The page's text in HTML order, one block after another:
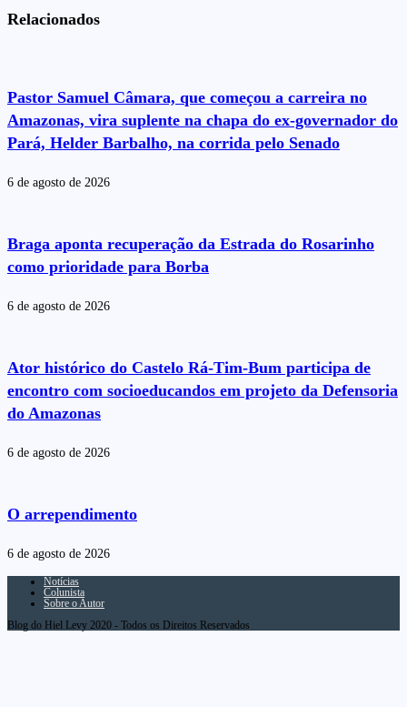
Relacionados
Pastor Samuel Câmara, que começou a carreira no
Amazonas, vira suplente na chapa do ex-governador do
Pará, Helder Barbalho, na corrida pelo Senado
6 de agosto de 2026
Braga aponta recuperação da Estrada do Rosarinho
como prioridade para Borba
6 de agosto de 2026
Ator histórico do Castelo Rá-Tim-Bum participa de
encontro com socioeducandos em projeto da Defensoria
do Amazonas
6 de agosto de 2026
O arrependimento
6 de agosto de 2026
Notícias
Colunista
Sobre o Autor
Blog do Hiel Levy 2020 - Todos os Direitos Reservados